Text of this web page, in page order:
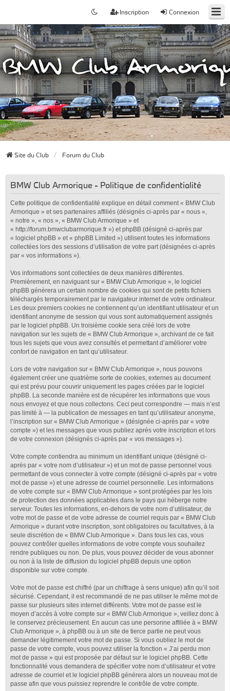
Connexion
Inscription
Site du Club Forum du Club
BMW Club Armorique - Politique de confidentialité
Cette politique de confidentialité explique en détail comment « BMW Club
Armorique » et ses partenaires affiliés (désignés ci-après par « nous »,
« notre », « nos », « BMW Club Armorique » et
« http://forum.bmwclubarmorique.fr ») et phpBB (désigné ci-après par
« logiciel phpBB » et « phpBB Limited ») utilisent toutes les informations
collectées lors des sessions d’utilisation de votre part (désignées ci-après
par « vos informations »).
Vos informations sont collectées de deux manières différentes.
Premièrement, en naviguant sur « BMW Club Armorique », le logiciel
phpBB génèrera un certain nombre de cookies qui sont de petits fichiers
téléchargés temporairement par le navigateur internet de votre ordinateur.
Les deux premiers cookies ne contiennent qu’un identifiant utilisateur et un
identifiant anonyme de session qui vous sont automatiquement assignés
par le logiciel phpBB. Un troisième cookie sera créé lors de votre
navigation sur les sujets de « BMW Club Armorique », archivant de ce fait
tous les sujets que vous avez consultés et permettant d’améliorer votre
confort de navigation en tant qu’utilisateur.
Lors de votre navigation sur « BMW Club Armorique », nous pouvons
également créer une quatrième sorte de cookies, externes au document
qui est prévu pour couvrir uniquement les pages créées par le logiciel
phpBB. La seconde manière est de récupérer les informations que vous
nous envoyez et que nous collectons. Ceci peut correspondre — mais n’est
pas limité à — la publication de messages en tant qu’utilisateur anonyme,
l’inscription sur « BMW Club Armorique » (désignée ci-après par « votre
compte ») et les messages que vous publiez après votre inscription et lors
de votre connexion (désignés ci-après par « vos messages »).
Votre compte contiendra au minimum un identifiant unique (désigné ci-
après par « votre nom d’utilisateur ») et un mot de passe personnel vous
permettant de vous connecter à votre compte (désigné ci-après par « votre
mot de passe ») et une adresse de courriel personnelle. Les informations
de votre compte sur « BMW Club Armorique » sont protégées par les lois
de protection des données applicables dans le pays qui héberge notre
serveur. Toutes les informations, en-dehors de votre nom d’utilisateur, de
votre mot de passe et de votre adresse de courriel requis par « BMW Club
Armorique » durant votre inscription, sont obligatoires ou facultatives, à la
seule discrétion de « BMW Club Armorique ». Dans tous les cas, vous
pouvez contrôler quelles informations de votre compte vous souhaitez
rendre publiques ou non. De plus, vous pouvez décider de vous abonner
ou non à la liste de diffusion du logiciel phpBB depuis une option
disponible sur votre compte.
Votre mot de passe est chiffré (par un chiffrage à sens unique) afin qu’il soit
sécurisé. Cependant, il est recommandé de ne pas utiliser le même mot de
passe sur plusieurs sites internet différents. Votre mot de passe est le
moyen d’accès à votre compte sur « BMW Club Armorique », veillez donc à
le conservez précieusement. En aucun cas une personne affiliée à « BMW
Club Armorique », à phpBB ou à un site de tierce partie ne peut vous
demander légitimement votre mot de passe. Si vous oubliez le mot de
passe de votre compte, vous pouvez utiliser la fonction « J’ai perdu mon
mot de passe » qui est proposée par défaut sur le logiciel phpBB. Cette
fonctionnalité vous demandera de spécifier votre nom d’utilisateur et votre
adresse de courriel et le logiciel phpBB générera alors un nouveau mot de
passe afin que vous puissiez reprendre le contrôle de votre compte.